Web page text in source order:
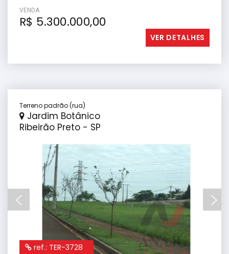
VENDA
R$ 5.300.000,00
VER DETALHES
Terreno padrão (rua)
Jardim Botânico
Ribeirão Preto - SP
ref.: TER-3728